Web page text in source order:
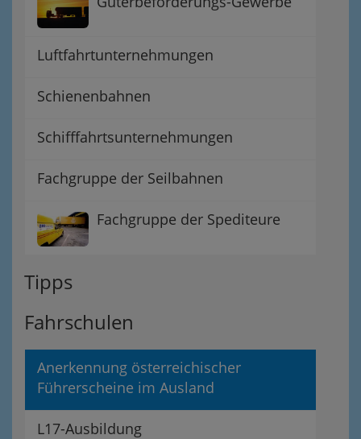
Luftfahrtunternehmungen
Schienenbahnen
Schifffahrtsunternehmungen
Fachgruppe der Seilbahnen
Fachgruppe der Spediteure
Tipps
Fahrschulen
Anerkennung österreichischer
Führerscheine im Ausland
L17-Ausbildung